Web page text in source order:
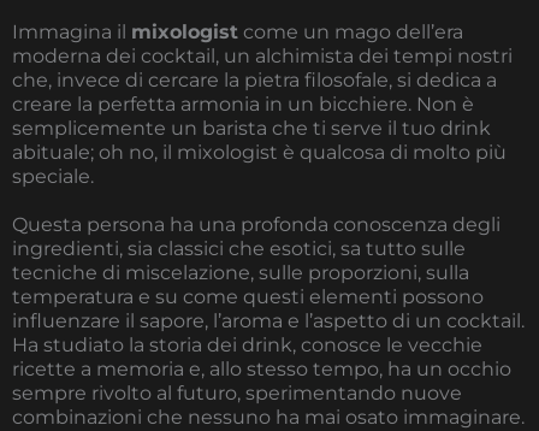
Immagina il mixologist come un mago dell’era
moderna dei cocktail, un alchimista dei tempi nostri
che, invece di cercare la pietra filosofale, si dedica a
creare la perfetta armonia in un bicchiere. Non è
semplicemente un barista che ti serve il tuo drink
abituale; oh no, il mixologist è qualcosa di molto più
speciale.
Questa persona ha una profonda conoscenza degli
ingredienti, sia classici che esotici, sa tutto sulle
tecniche di miscelazione, sulle proporzioni, sulla
temperatura e su come questi elementi possono
influenzare il sapore, l’aroma e l’aspetto di un cocktail.
Ha studiato la storia dei drink, conosce le vecchie
ricette a memoria e, allo stesso tempo, ha un occhio
sempre rivolto al futuro, sperimentando nuove
combinazioni che nessuno ha mai osato immaginare.